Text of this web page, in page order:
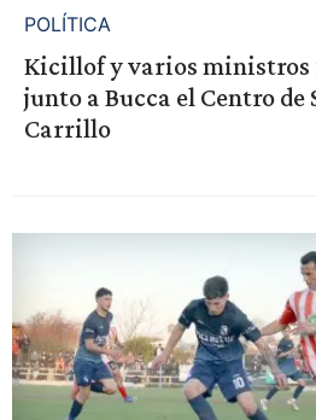
POLÍTICA
Kicillof y varios
junto a Bucca el Centro de
Carrillo